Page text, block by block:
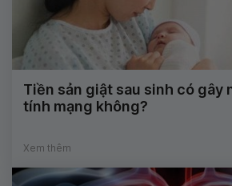
Tiền sản giật sau sinh có gây
tính mạng không?
Xem thêm